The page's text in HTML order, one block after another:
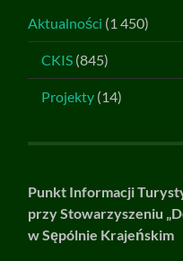
Aktualności (1 450)
CKIS (845)
Projekty (14)
Punkt Informacji
przy Stowarzyszeniu
w Sępólnie Krajeńskim